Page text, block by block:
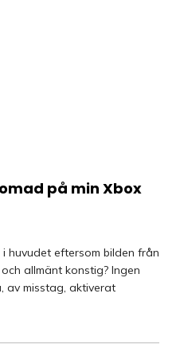
på min Xbox
huvudet eftersom bilden från
allmänt konstig? Ingen
av misstag, aktiverat